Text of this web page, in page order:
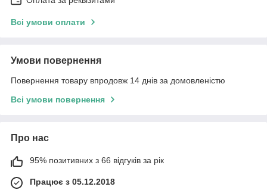
Всі умови оплати
Умови повернення
Повернення товару впродовж 14 днів за домовленістю
Всі умови повернення
Про нас
95% позитивних з 66 відгуків за рік
Працює з 05.12.2018